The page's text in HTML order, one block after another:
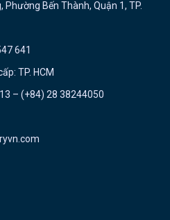
Bến Thành, Quận 1, TP.
641
TP. HCM
– (+84) 28 38244050